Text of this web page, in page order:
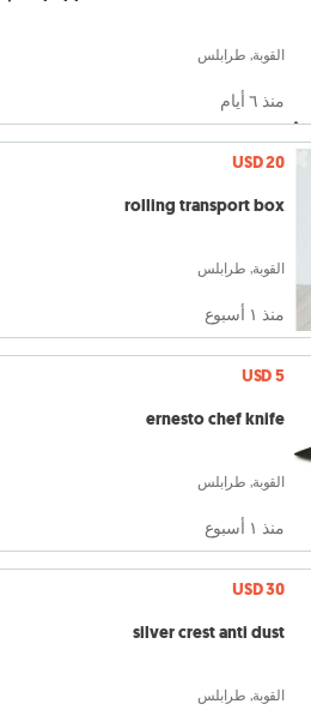
القوبة, طرابلس
منذ ٦ أيام
USD 20
rolling transport box
القوبة, طرابلس
منذ ١ أسبوع
USD 5
ernesto chef knife
القوبة, طرابلس
منذ ١ أسبوع
USD 30
silver crest anti dust
القوبة, طرابلس